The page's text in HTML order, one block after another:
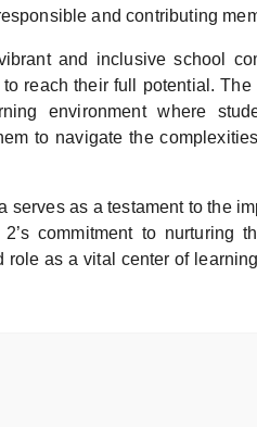
and contributing
and inclusive school
reach their full potential. The
environment where
to navigate the
serves as a testament to the
commitment to nurturing
role as a vital center of